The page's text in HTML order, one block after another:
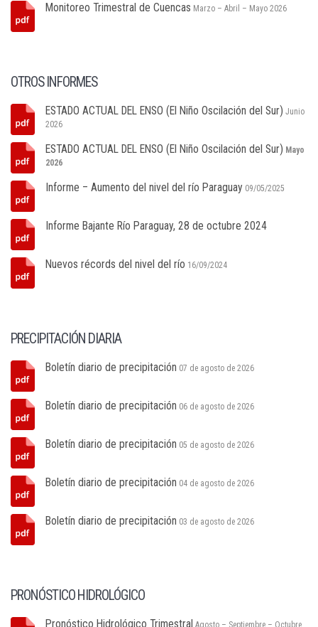
Monitoreo Trimestral de Cuencas Marzo – Abril – Mayo 2026
OTROS INFORMES
ESTADO ACTUAL DEL ENSO (El Niño Oscilación del Sur) Junio
2026
ESTADO ACTUAL DEL ENSO (El Niño Oscilación del Sur) Mayo
2026
Informe – Aumento del nivel del río Paraguay 09/05/2025
Informe Bajante Río Paraguay, 28 de octubre 2024
Nuevos récords del nivel del río 16/09/2024
PRECIPITACIÓN DIARIA
Boletín diario de precipitación 07 de agosto de 2026
Boletín diario de precipitación 06 de agosto de 2026
Boletín diario de precipitación 05 de agosto de 2026
Boletín diario de precipitación 04 de agosto de 2026
Boletín diario de precipitación 03 de agosto de 2026
PRONÓSTICO HIDROLÓGICO
Pronóstico Hidrológico Trimestral Agosto – Septiembre – Octubre